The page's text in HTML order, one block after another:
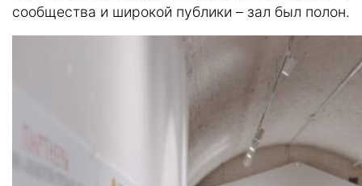
сообщества и широкой публики – зал был полон.